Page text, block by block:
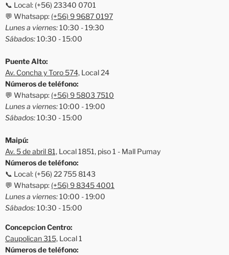
📞 Local: (+56) 23340 0701
💬 Whatsapp: (+56) 9 9687 0197
Lunes a viernes:10:30 - 19:30
Sábados:10:30 - 15:00
Puente Alto:
Av. Concha y Toro 574, Local 24
Números de teléfono:
💬 Whatsapp: (+56) 9 5803 7510
Lunes a viernes:10:00 - 19:00
Sábados:10:30 - 15:00
Maipú:
Av. 5 de abril 81, Local 1851, piso 1 - Mall Pumay
Números de teléfono:
📞 Local: (+56) 22 755 8143
💬 Whatsapp: (+56) 9 8345 4001
Lunes a viernes:10:00 - 19:00
Sábados:10:30 - 15:00
Concepcion Centro:
Caupolican 315, Local 1
Números de teléfono: